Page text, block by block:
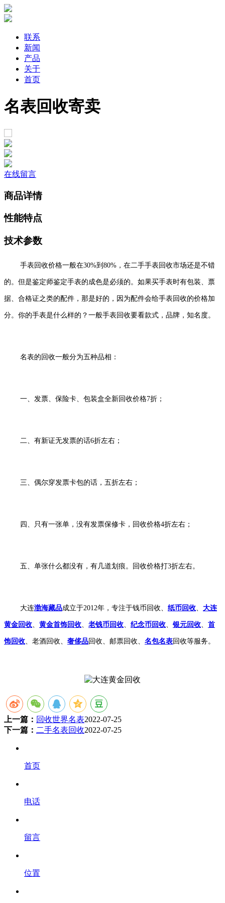
联系
新闻
产品
关于
首页
名表回收寄卖
在线留言
商品详情
性能特点
技术参数
手表回收价格一般在30%到80%，在二手手表回收市场还是不错
的。但是鉴定师鉴定手表的成色是必须的。如果买手表时有包装、票
据、合格证之类的配件，那是好的，因为配件会给手表回收的价格加
分。你的手表是什么样的？一般手表回收要看款式，品牌，知名度。
名表的回收一般分为五种品相：
一、发票、保险卡、包装盒全新回收价格7折；
二、有新证无发票的话6折左右；
三、偶尔穿发票卡包的话，五折左右；
四、只有一张单，没有发票保修卡，回收价格4折左右；
五、单张什么都没有，有几道划痕。回收价格打3折左右。
大连渤海藏品成立于2012年，专注于钱币回收、 纸币回收 大连
黄金回收 黄金首饰回收 老钱币回收 纪念币回收 银元回收 首
饰回收 、老酒回收、 奢侈品 回收、邮票回收、 名包名表 回收等服务。
上一篇： 回收世界名表2022-07-25
下一篇： 二手名表回收2022-07-25
首页
电话
留言
位置